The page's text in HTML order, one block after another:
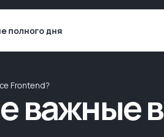
полного дня
Frontend?
важные в